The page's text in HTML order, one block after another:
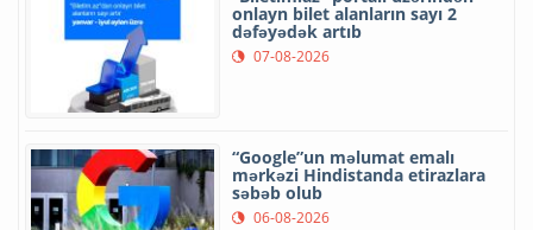
onlayn bilet alanların sayı 2
dəfəyədək artıb
07-08-2026
“Google”un məlumat emalı
mərkəzi Hindistanda etirazlara
səbəb olub
06-08-2026